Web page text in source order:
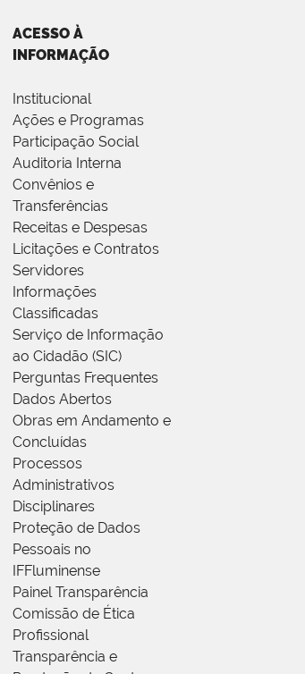
ACESSO À
INFORMAÇÃO
Institucional
Ações e Programas
Participação Social
Auditoria Interna
Convênios e
Transferências
Receitas e Despesas
Licitações e Contratos
Servidores
Informações
Classificadas
Serviço de Informação
ao Cidadão (SIC)
Perguntas Frequentes
Dados Abertos
Obras em Andamento e
Concluídas
Processos
Administrativos
Disciplinares
Proteção de Dados
Pessoais no
IFFluminense
Painel Transparência
Comissão de Ética
Profissional
Transparência e